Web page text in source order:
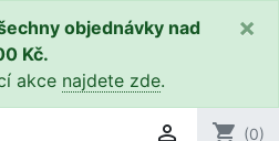
objednávky nad
Kč.
akce najdete zde.
×
 shopping_cart (0)